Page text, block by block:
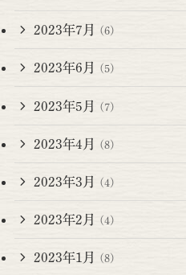
2023年7月 (6)
2023年6月 (5)
2023年5月 (7)
2023年4月 (8)
2023年3月 (4)
2023年2月 (4)
2023年1月 (8)